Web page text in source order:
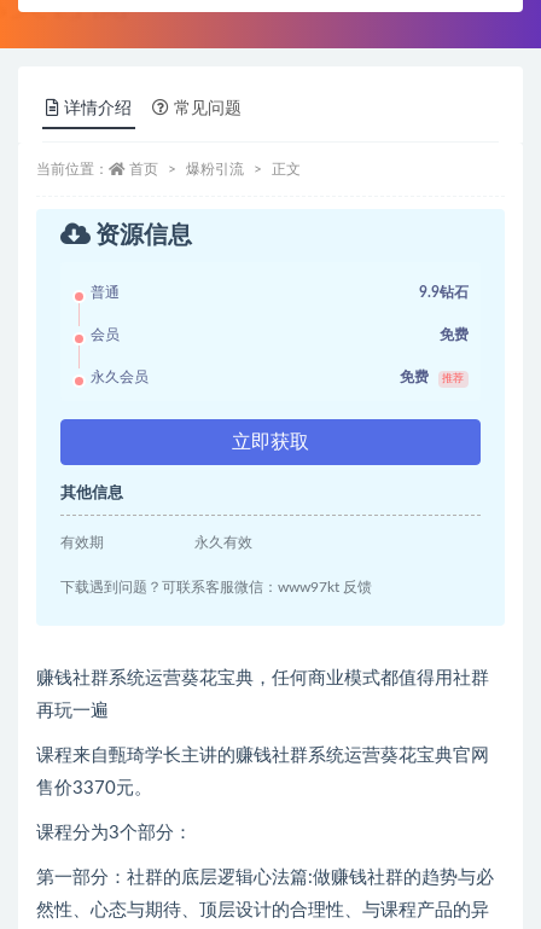
详情介绍 常见问题
当前位置： 首页 爆粉引流 正文
资源信息
普通 9.9钻石
会员 免费
永久会员 免费 推荐
立即获取
其他信息
有效期 永久有效
下载遇到问题？可联系客服微信：www97kt 反馈
赚钱社群系统运营葵花宝典，任何商业模式都值得用社群
再玩一遍
课程来自甄琦学长主讲的赚钱社群系统运营葵花宝典官网
售价3370元。
课程分为3个部分：
第一部分：社群的底层逻辑心法篇:做赚钱社群的趋势与必
然性、心态与期待、顶层设计的合理性、与课程产品的异